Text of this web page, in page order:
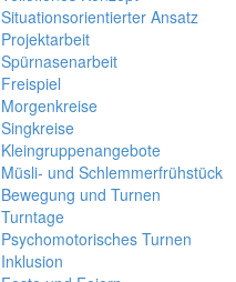
Situationsorientierter Ansatz
Projektarbeit
Spürnasenarbeit
Freispiel
Morgenkreise
Singkreise
Kleingruppenangebote
Müsli- und Schlemmerfrühstück
Bewegung und Turnen
Turntage
Psychomotorisches Turnen
Inklusion